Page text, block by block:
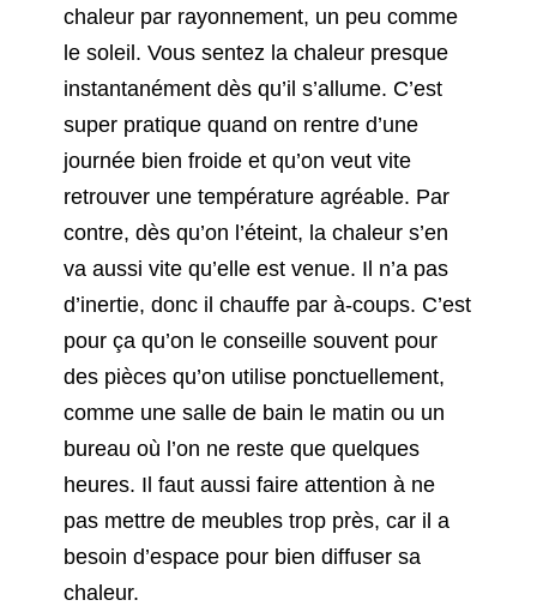
chaleur par rayonnement, un peu comme
le soleil. Vous sentez la chaleur presque
instantanément dès qu’il s’allume. C’est
super pratique quand on rentre d’une
journée bien froide et qu’on veut vite
retrouver une température agréable. Par
contre, dès qu’on l’éteint, la chaleur s’en
va aussi vite qu’elle est venue. Il n’a pas
d’inertie, donc il chauffe par à-coups. C’est
pour ça qu’on le conseille souvent pour
des pièces qu’on utilise ponctuellement,
comme une salle de bain le matin ou un
bureau où l’on ne reste que quelques
heures. Il faut aussi faire attention à ne
pas mettre de meubles trop près, car il a
besoin d’espace pour bien diffuser sa
chaleur.